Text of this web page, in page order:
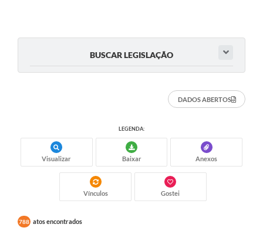
BUSCAR LEGISLAÇÃO
DADOS ABERTOS
LEGENDA:
Visualizar Baixar Anexos
Vínculos Gostei
788 atos encontrados